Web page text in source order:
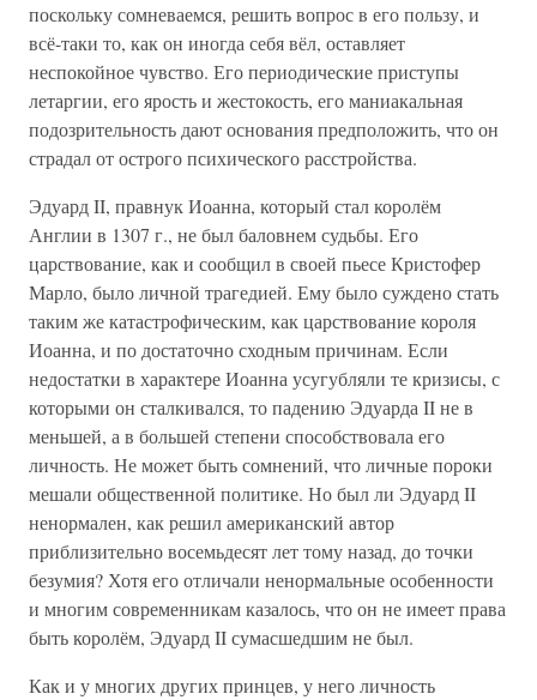
поскольку сомневаемся, решить вопрос в его пользу, и
всё-таки то, как он иногда себя вёл, оставляет
неспокойное чувство. Его периодические приступы
летаргии, его ярость и жестокость, его маниакальная
подозрительность дают основания предположить, что он
страдал от острого психического расстройства.
Эдуард II, правнук Иоанна, который стал королём
Англии в 1307 г., не был баловнем судьбы. Его
царствование, как и сообщил в своей пьесе Кристофер
Марло, было личной трагедией. Ему было суждено стать
таким же катастрофическим, как царствование короля
Иоанна, и по достаточно сходным причинам. Если
недостатки в характере Иоанна усугубляли те кризисы, с
которыми он сталкивался, то падению Эдуарда II не в
меньшей, а в большей степени способствовала его
личность. Не может быть сомнений, что личные пороки
мешали общественной политике. Но был ли Эдуард II
ненормален, как решил американский автор
приблизительно восемьдесят лет тому назад, до точки
безумия? Хотя его отличали ненормальные особенности
и многим современникам казалось, что он не имеет права
быть королём, Эдуард II сумасшедшим не был.
Как и у многих других принцев, у него личность